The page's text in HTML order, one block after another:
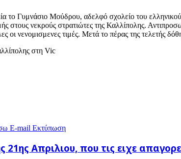
το Γυμνάσιο Μούδρου, αδελφό σχολείο του
στους νεκρούς στρατιώτες της Καλλίπολης.
οι νενομισμενες τιμές. Μετά το πέρας της τελετής
στη Vic
E-mail Εκτύπωση
Απριλιου, που τις ειχε